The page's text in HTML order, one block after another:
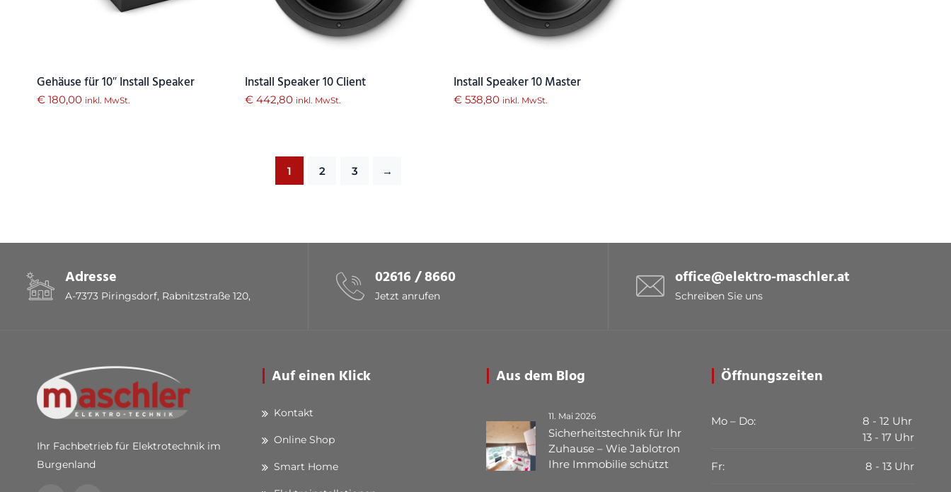
Gehäuse für 10″ Install Speaker
€ 180,00 inkl. MwSt.
Install Speaker 10 Client
€ 442,80 inkl. MwSt.
Install Speaker 10 Master
€538,80 inkl. MwSt.
1 2 3 →
Adresse
A-7373 Piringsdorf, Rabnitzstraße 120,
02616 / 8660
Jetzt anrufen
office@elektro-maschler.at
Schreiben Sie uns
Ihr Fachbetrieb für Elektrotechnik im
Burgenland
Auf einen Klick
Kontakt
Online Shop
Smart Home
Aus dem Blog
11. Mai 2026
Sicherheitstechnik für Ihr
Zuhause – Wie Jablotron
Ihre Immobilie schützt
Öffnungszeiten
Mo – Do:
8 - 12 Uhr
13 - 17 Uhr
Fr: 8 - 13 Uhr